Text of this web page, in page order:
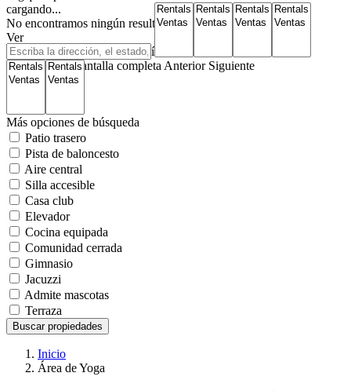
cargando...
No encontramos ningún resultado
Ver
Mapa de carreteras Satélite Híbrido
Mi ubicación Pantalla completa Anterior Siguiente
Más opciones de búsqueda
Patio trasero
Pista de baloncesto
Aire central
Silla accesible
Casa club
Elevador
Cocina equipada
Comunidad cerrada
Gimnasio
Jacuzzi
Admite mascotas
Terraza
Buscar propiedades
Inicio
Área de Yoga